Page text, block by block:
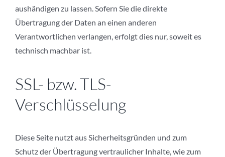
aushändigen zu lassen. Sofern Sie die direkte
Übertragung der Daten an einen anderen
Verantwortlichen verlangen, erfolgt dies nur, soweit es
technisch machbar ist.
SSL- bzw. TLS-
Verschlüsselung
Diese Seite nutzt aus Sicherheitsgründen und zum
Schutz der Übertragung vertraulicher Inhalte, wie zum